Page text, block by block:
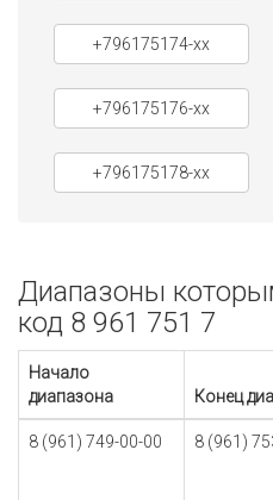
+796175174-xx
+796175176-xx
+796175178-xx
Диапазоны
код 8 961 751 7
Начало
диапазона
Конец
8 (961) 749-00-00 8 (961)